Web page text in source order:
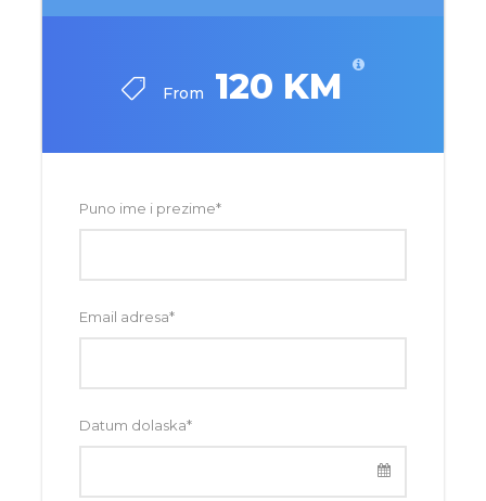
From 120 KM
Puno ime i prezime*
Email adresa*
Datum dolaska*